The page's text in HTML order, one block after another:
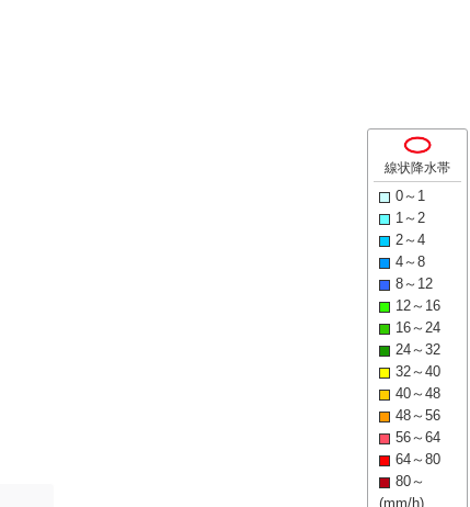
線状降水帯
0～1
1～2
2～4
4～8
8～12
12～16
16～24
24～32
32～40
40～48
48～56
56～64
64～80
80～
(mm/h)